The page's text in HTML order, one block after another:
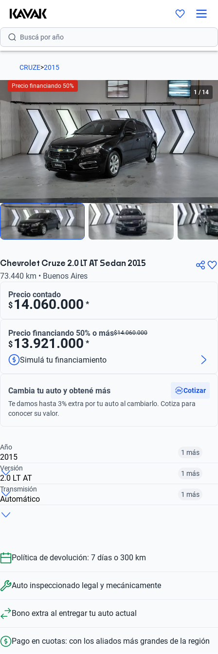
Buscá por marca
Buscá por versión
Buscá por año
Buscá por marca
Buscá por modelo
Buscá por versión
Buscá por año
CRUZE>2015
Precio financiando 50%
1 / 14
Chevrolet Cruze 2.0 LT AT Sedan 2015
73.440 km • Buenos Aires
Precio contado
$ 14.060.000 *
Precio financiando 50% o más$14.060.000
$ 13.921.000 *
Simulá tu financiamiento
Cambia tu auto y obtené más
Cotizar
Te damos hasta 3% extra por tu auto al cambiarlo. Cotiza para
conocer su valor.
Año
2015 1 más
2015
$ 13.921.000
Versión
2.0 LT AT 1 más
1.8 LT
Transmisión
Automático 1 más
Política de devolución: 7 días o 300 km
Auto inspeccionado legal y mecánicamente
Bono extra al entregar tu auto actual
Pago en cuotas: con los aliados más grandes de la región